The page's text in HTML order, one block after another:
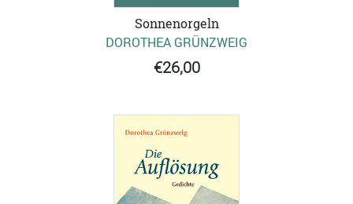
Sonnenorgeln
DOROTHEA GRÜNZWEIG
€26,00